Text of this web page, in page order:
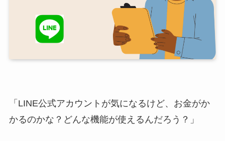
「LINE公式アカウントが気になるけど、お金がか
かるのかな？どんな機能が使えるんだろう？」